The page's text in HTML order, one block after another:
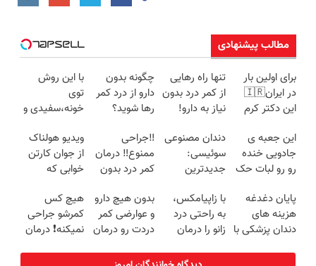
مطالب پیشنهادی
برای اولین بار
در ایران🇮🇷
این دکتر کرم
روزه ساخت!
تنها راه رهایی
از کمر درد بدون
نیاز به دارو!
چگونه بدون
دارو از درد کمر
رها شوید؟
رو پرکن)
با این روش
توی
خونه،سفیدی و
برگردون
(40%off)
این جعبه ی
جادویی خنده
رو رو لبات حک
خرید40%تخفیف
دندان مصنوعی
سوئیسی:
جدیدترین
سبک و مقاوم |
پرداخت قسطی
‼️جراحی
ممنوع‼️ درمان
کمر درد بدون
نقاهت
ویدیو هولناک
از جوان کارتن
خوابی که
آموزش رایگان
پایان دغدغه
هزینه های
دندان پزشکی با
با زاپیامکس،
به راحتی درد
زانو را درمان
بدون هیچ دارو
و عوارضی کمر
دردت رو درمان
(پرسش‌نامه)
هیچ کس
کمرشو جراحی
نمیکنه❗ درمان